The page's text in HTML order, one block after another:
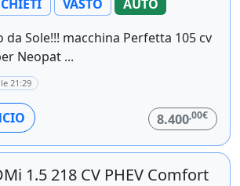
CHIETI VASTO
AUTO
da Sole!!! macchina Perfetta 105 cv
Neopat ...
21:29
8.400,00€
1.5 218 CV PHEV Comfort